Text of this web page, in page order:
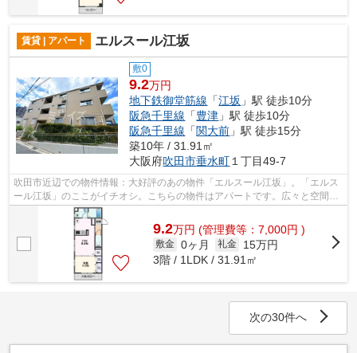
賃貸 | アパート エルスール江坂
敷0
9.2万円
地下鉄御堂筋線 「江坂 」駅 徒歩10分
阪急千里線 「豊津 」駅 徒歩10分
阪急千里線 「関大前 」駅 徒歩15分
築10年 / 31.91㎡
大阪府吹田市垂水町 １丁目49-7
吹田市近辺での物件情報：大好評のあの物件「エルスール江坂」。「エルス
ール江坂」のここがイチオシ。こちらの物件はアパートです。広々と空間を
使える鉄骨造はいかがですか。ミライ...
9.2万円 (管理費等：7,000円 )
敷金 0ヶ月 礼金
15万円
3階 / 1LDK / 31.91㎡
次の30件へ